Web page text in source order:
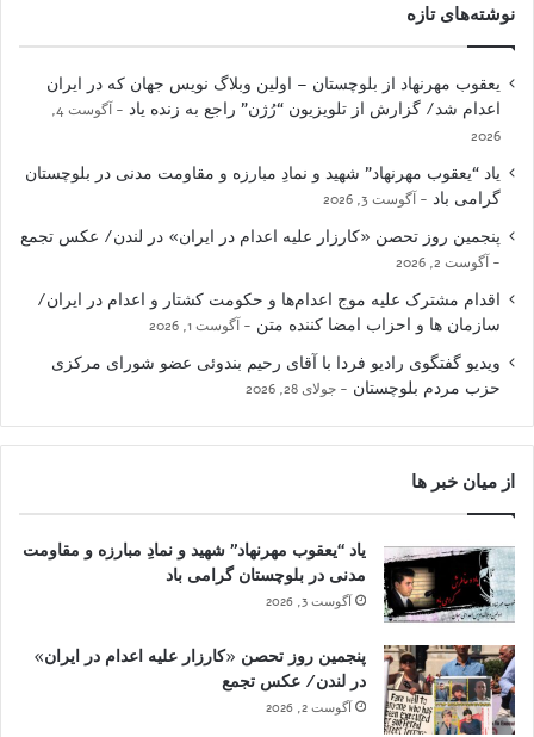
نوشته‌های تازه
یعقوب مهرنهاد از بلوچستان – اولین وبلاگ نویس جهان که در ایران
اعدام شد/ گزارش از تلویزیون “رُژن” راجع به زنده یاد
آگوست 4,
2026
یاد “یعقوب مهرنهاد” شهید و نمادِ مبارزه و مقاومت مدنی در بلوچستان
گرامی باد
آگوست 3, 2026
پنجمین روز تحصن «کارزار علیه اعدام در ایران» در لندن/ عکس تجمع
آگوست 2, 2026
اقدام مشترک علیه موج اعدام‌ها و حکومت کشتار و اعدام در ایران/
سازمان ها و احزاب امضا کننده متن
آگوست 1, 2026
ویدیو گفتگوی رادیو فردا با آقای رحیم بندوئی عضو شورای مرکزی
حزب مردم بلوچستان
جولای 28, 2026
از میان خبر ها
یاد “یعقوب مهرنهاد” شهید و نمادِ مبارزه و مقاومت
مدنی در بلوچستان گرامی باد
آگوست 3, 2026
پنجمین روز تحصن «کارزار علیه اعدام در ایران»
در لندن/ عکس تجمع
آگوست 2, 2026